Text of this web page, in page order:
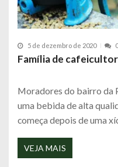
5 de dezembro de 2020 0
Família de
Moradores do bairro da
uma bebida de alta
começa depois de uma
VEJA MAIS